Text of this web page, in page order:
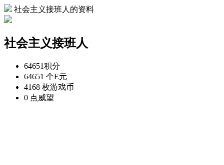
社会主义接班人的资料
社会主义接班人
64651积分
64651 个E元
4168 枚游戏币
0 点威望